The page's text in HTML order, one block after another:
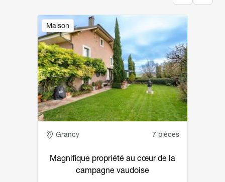
Maison
Image
Adresse
Grancy 7 pièces
Magnifique propriété au cœur de la
campagne vaudoise